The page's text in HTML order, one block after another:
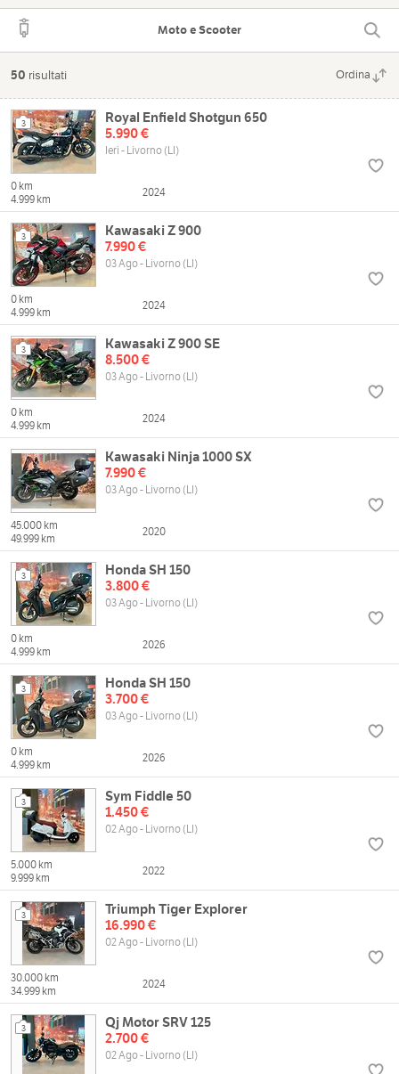
Moto e Scooter
50 risultati Ordina
3
Royal Enfield Shotgun 650
5.990 €
Ieri - Livorno (LI)
0 km
4.999 km
2024
3
Kawasaki Z 900
7.990 €
03 Ago - Livorno (LI)
0 km
4.999 km
2024
3
Kawasaki Z 900 SE
8.500 €
03 Ago - Livorno (LI)
0 km
4.999 km
2024
Kawasaki Ninja 1000 SX
7.990 €
03 Ago - Livorno (LI)
45.000 km
49.999 km
2020
3
Honda SH 150
3.800 €
03 Ago - Livorno (LI)
0 km
4.999 km
2026
3
Honda SH 150
3.700 €
03 Ago - Livorno (LI)
0 km
4.999 km
2026
3
Sym Fiddle 50
1.450 €
02 Ago - Livorno (LI)
5.000 km
9.999 km
2022
3
Triumph Tiger Explorer
16.990 €
02 Ago - Livorno (LI)
30.000 km
34.999 km
2024
3
Qj Motor SRV 125
2.700 €
02 Ago - Livorno (LI)